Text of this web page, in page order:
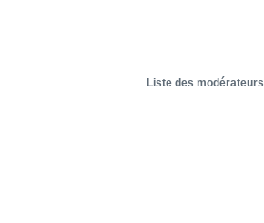
Liste des modérateurs